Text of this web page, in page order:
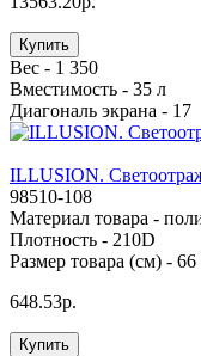
Купить
Вес - 1 350
Вместимость - 35 л
Диагональ экрана - 17
ILLUSION.
98510-108
Материал товара -
Плотность - 210D
Размер товара (см) - 66
648.53р.
Купить